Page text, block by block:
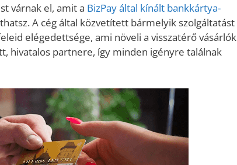
várnak el, amit a BizPay által kínált bankkártya-
A cég által közvetített bármelyik szolgáltatást
elégedettsége, ami növeli a visszatérő vásárlók
hivatalos partnere, így minden igényre találnak